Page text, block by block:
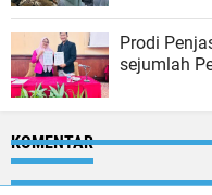
Prodi
sejumlah
KOMENTAR